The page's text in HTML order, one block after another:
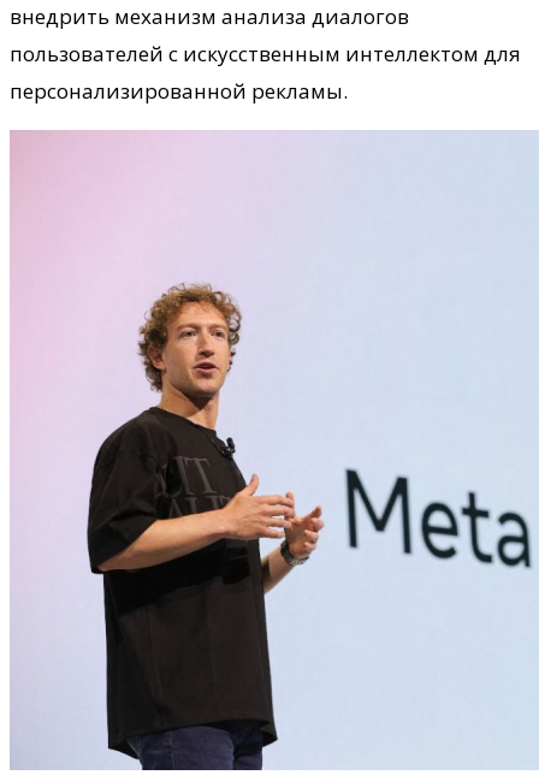
внедрить механизм анализа диалогов
пользователей с искусственным интеллектом для
персонализированной рекламы.